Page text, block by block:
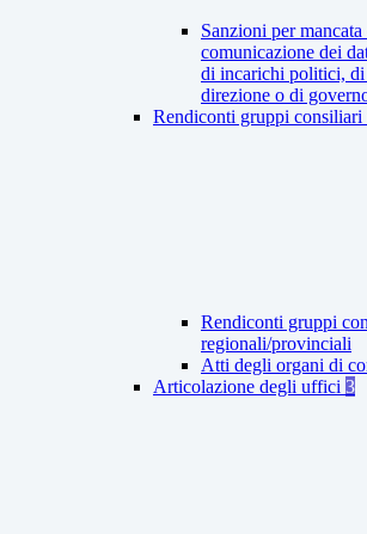
Sanzioni per
comunicazione dei
di incarichi politici, di
direzione o di
Rendiconti gruppi
Rendiconti gruppi
regionali/provinciali
Atti degli organi di
Articolazione degli uffici 3